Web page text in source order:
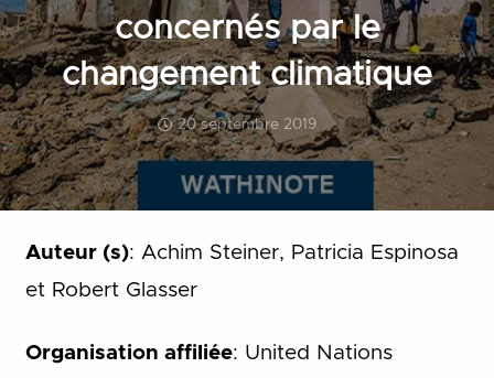
concernés par le
changement climatique
20 septembre 2019
Auteur (s): Achim Steiner, Patricia Espinosa
et Robert Glasser
Organisation affiliée: United Nations